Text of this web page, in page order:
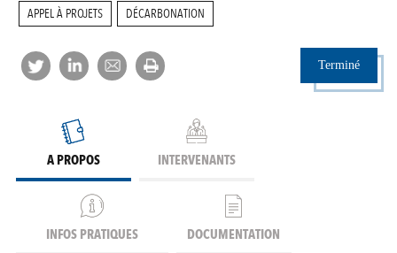
APPEL À PROJETS
DÉCARBONATION
Terminé
A PROPOS INTERVENANTS
INFOS PRATIQUES DOCUMENTATION